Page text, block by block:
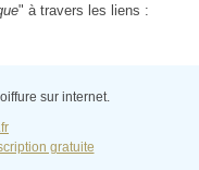
" à travers les liens :
sur internet.
gratuite